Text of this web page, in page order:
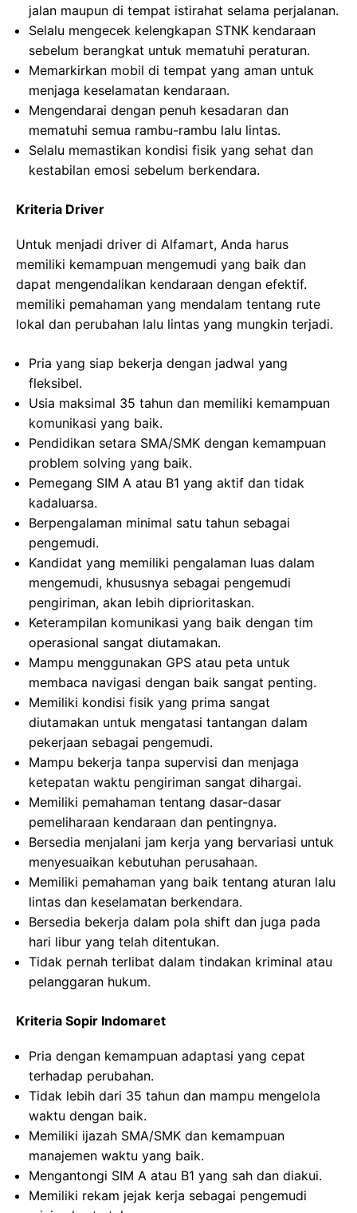
jalan maupun di tempat istirahat selama perjalanan.
Selalu mengecek kelengkapan STNK kendaraan
sebelum berangkat untuk mematuhi peraturan.
Memarkirkan mobil di tempat yang aman untuk
menjaga keselamatan kendaraan.
Mengendarai dengan penuh kesadaran dan
mematuhi semua rambu-rambu lalu lintas.
Selalu memastikan kondisi fisik yang sehat dan
kestabilan emosi sebelum berkendara.
Kriteria Driver
Untuk menjadi driver di Alfamart, Anda harus
memiliki kemampuan mengemudi yang baik dan
dapat mengendalikan kendaraan dengan efektif.
memiliki pemahaman yang mendalam tentang rute
lokal dan perubahan lalu lintas yang mungkin terjadi.
Pria yang siap bekerja dengan jadwal yang
fleksibel.
Usia maksimal 35 tahun dan memiliki kemampuan
komunikasi yang baik.
Pendidikan setara SMA/SMK dengan kemampuan
problem solving yang baik.
Pemegang SIM A atau B1 yang aktif dan tidak
kadaluarsa.
Berpengalaman minimal satu tahun sebagai
pengemudi.
Kandidat yang memiliki pengalaman luas dalam
mengemudi, khususnya sebagai pengemudi
pengiriman, akan lebih diprioritaskan.
Keterampilan komunikasi yang baik dengan tim
operasional sangat diutamakan.
Mampu menggunakan GPS atau peta untuk
membaca navigasi dengan baik sangat penting.
Memiliki kondisi fisik yang prima sangat
diutamakan untuk mengatasi tantangan dalam
pekerjaan sebagai pengemudi.
Mampu bekerja tanpa supervisi dan menjaga
ketepatan waktu pengiriman sangat dihargai.
Memiliki pemahaman tentang dasar-dasar
pemeliharaan kendaraan dan pentingnya.
Bersedia menjalani jam kerja yang bervariasi untuk
menyesuaikan kebutuhan perusahaan.
Memiliki pemahaman yang baik tentang aturan lalu
lintas dan keselamatan berkendara.
Bersedia bekerja dalam pola shift dan juga pada
hari libur yang telah ditentukan.
Tidak pernah terlibat dalam tindakan kriminal atau
pelanggaran hukum.
Kriteria Sopir Indomaret
Pria dengan kemampuan adaptasi yang cepat
terhadap perubahan.
Tidak lebih dari 35 tahun dan mampu mengelola
waktu dengan baik.
Memiliki ijazah SMA/SMK dan kemampuan
manajemen waktu yang baik.
Mengantongi SIM A atau B1 yang sah dan diakui.
Memiliki rekam jejak kerja sebagai pengemudi